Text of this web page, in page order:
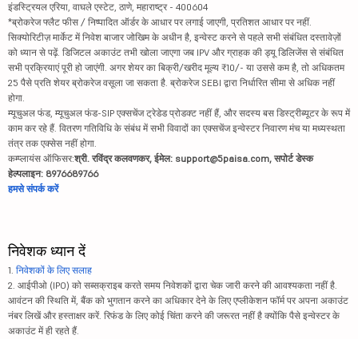
इंडस्ट्रियल एरिया, वाघले एस्टेट, ठाणे, महाराष्ट्र - 400604
*ब्रोकरेज फ्लैट फीस / निष्पादित ऑर्डर के आधार पर लगाई जाएगी, प्रतिशत आधार पर नहीं.
सिक्योरिटीज़ मार्केट में निवेश बाजार जोखिम के अधीन है, इन्वेस्ट करने से पहले सभी संबंधित दस्तावेज़ों
को ध्यान से पढ़ें. डिजिटल अकाउंट तभी खोला जाएगा जब IPV और ग्राहक की ड्यू डिलिजेंस से संबंधित
सभी प्रक्रियाएं पूरी हो जाएंगी. अगर शेयर का बिक्री/खरीद मूल्य ₹10/- या उससे कम है, तो अधिकतम
25 पैसे प्रति शेयर ब्रोकरेज वसूला जा सकता है. ब्रोकरेज SEBI द्वारा निर्धारित सीमा से अधिक नहीं
होगा.
म्यूचुअल फंड, म्यूचुअल फंड-SIP एक्सचेंज ट्रेडेड प्रोडक्ट नहीं हैं, और सदस्य बस डिस्ट्रीब्यूटर के रूप में
काम कर रहे हैं. वितरण गतिविधि के संबंध में सभी विवादों का एक्सचेंज इन्वेस्टर निवारण मंच या मध्यस्थता
तंत्र तक एक्सेस नहीं होगा.
कम्प्लायंस ऑफिसर:श्री. रविंद्र कलवणकर, ईमेल: support@5paisa.com, सपोर्ट डेस्क
हेल्पलाइन: 8976689766
हमसे संपर्क करें
निवेशक ध्यान दें
1. निवेशकों के लिए सलाह
2. आईपीओ (IPO) को सब्सक्राइब करते समय निवेशकों द्वारा चेक जारी करने की आवश्यकता नहीं है.
आवंटन की स्थिति में, बैंक को भुगतान करने का अधिकार देने के लिए एप्लीकेशन फॉर्म पर अपना अकाउंट
नंबर लिखें और हस्ताक्षर करें. रिफंड के लिए कोई चिंता करने की जरूरत नहीं है क्योंकि पैसे इन्वेस्टर के
अकाउंट में ही रहते हैं.